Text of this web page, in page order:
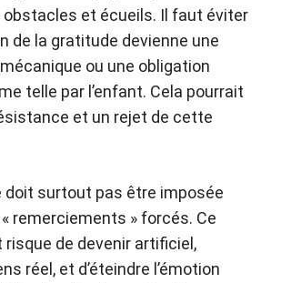
et écueils. Il faut éviter
de la gratitude devienne une
ou une obligation
telle par l’enfant. Cela pourrait
et un rejet de cette
doit surtout pas être imposée
remerciements » forcés. Ce
de devenir artificiel,
réel, et d’éteindre l’émotion